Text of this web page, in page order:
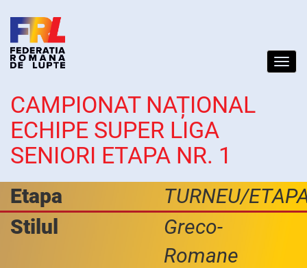
CAMPIONAT NAȚIONAL
ECHIPE SUPER LIGA
SENIORI ETAPA NR. 1
Etapa
TURNEU/
Stilul
Greco-
Romane